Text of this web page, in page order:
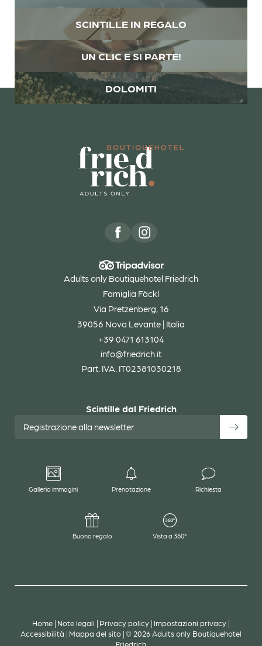
SCINTILLE IN REGALO
UN CLIC E SI PARTE!
DOLOMITI
Adults only Boutiquehotel Friedrich
Famiglia Fäckl
Via Pretzenberg, 16
39056 Nova Levante | Italia
+39 0471 613104
info@friedrich. it
Part. IVA: IT02381030218
Scintille dal Friedrich
Registrazione alla newsletter
Galleria immagini Prenotazione Richiesta
Buono regalo Vista a 360°
Home | Note legali | Privacy policy | Impostazioni privacy |
Accessibilità | Mappa del sito |© 2026 Adults only Boutiquehotel
Friedrich
Consenso marketing*
*campi obbligatori
Invia